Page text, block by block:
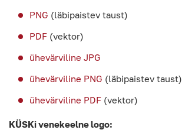
PNG (läbipaistev taust)
PDF (vektor)
ühevärviline JPG
ühevärviline PNG (läbipaistev taust)
ühevärviline PDF (vektor)
KÜSKi venekeelne logo: